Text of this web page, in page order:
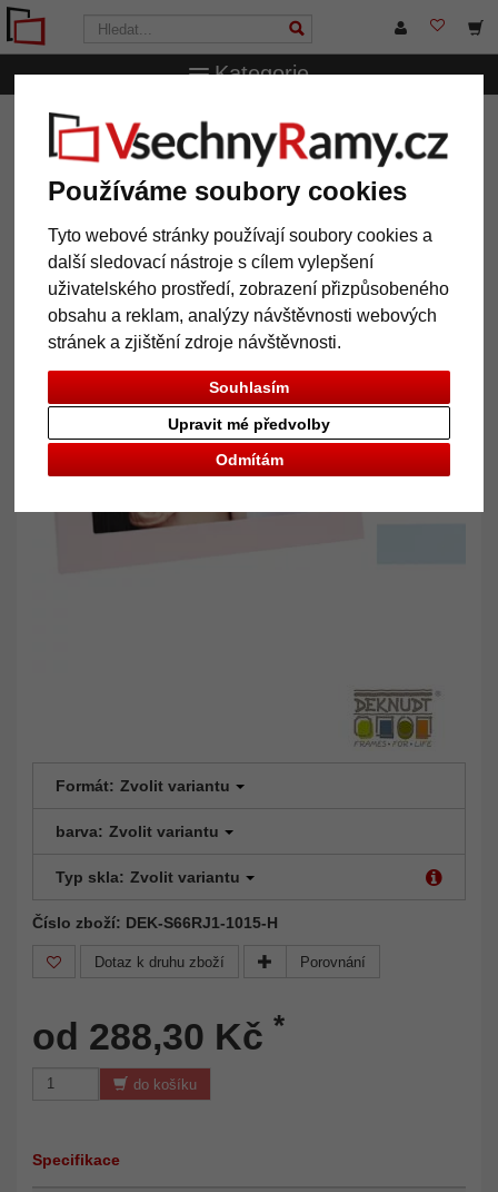
Používáme soubory cookies
Tyto webové stránky používají soubory cookies a
další sledovací nástroje s cílem vylepšení
uživatelského prostředí, zobrazení přizpůsobeného
obsahu a reklam, analýzy návštěvnosti webových
stránek a zjištění zdroje návštěvnosti.
Souhlasím
Odmítám
Upravit mé předvolby
Kategorie
VsechnRamy.cz Formáty rámů 13x18 cm
Dřevěný rám Lina
Formát: Zvolit variantu
barva: Zvolit variantu
Typ skla: Zvolit variantu
Číslo zboží: DEK-S66RJ1-1015-H
Dotaz k druhu zboží Porovnání
od 288,30 Kč *
do košíku
Specifikace